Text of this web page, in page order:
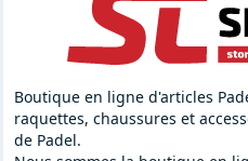
Boutique en ligne d'articles
raquettes, chaussures et
de Padel.